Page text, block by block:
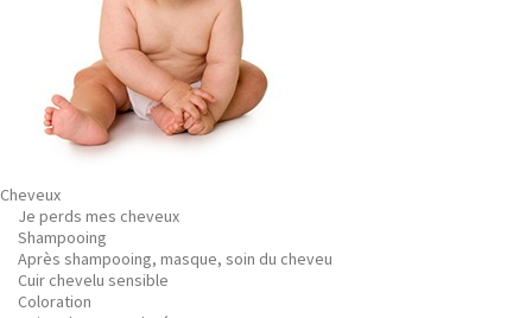
Cheveux
Je perds mes cheveux
Shampooing
Après shampooing, masque, soin du cheveu
Cuir chevelu sensible
Coloration